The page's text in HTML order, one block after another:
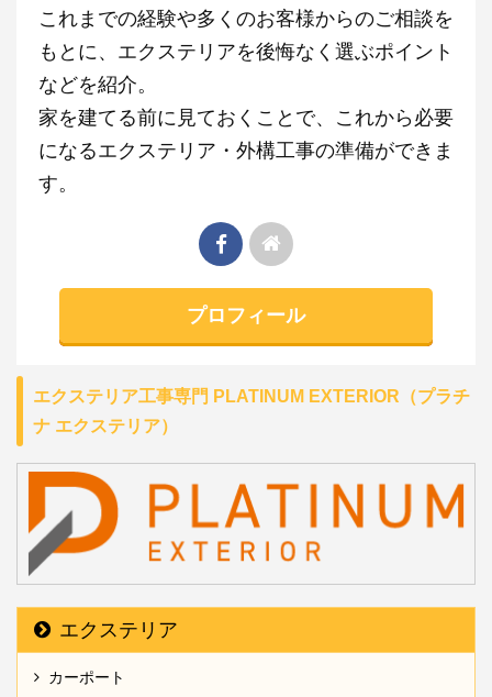
これまでの経験や多くのお客様からのご相談を
もとに、エクステリアを後悔なく選ぶポイント
などを紹介。
家を建てる前に見ておくことで、これから必要
になるエクステリア・外構工事の準備ができま
す。
プロフィール
エクステリア工事専門 PLATINUM EXTERIOR（プラチ
ナ エクステリア）
エクステリア
カーポート